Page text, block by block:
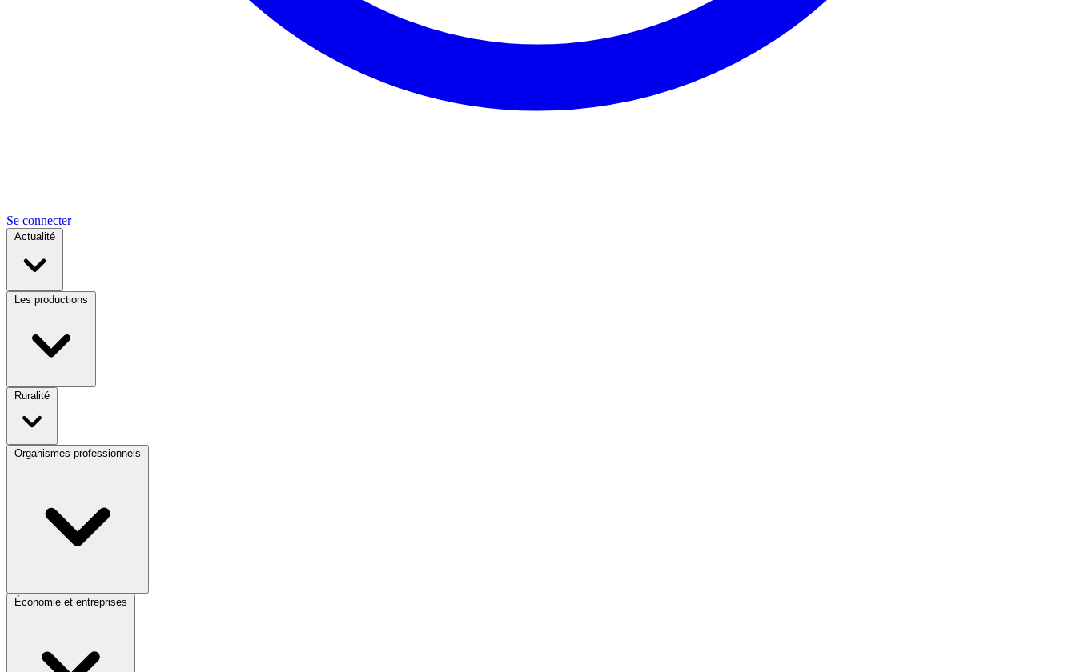
Se connecter
Actualité
Les productions
Ruralité
Organismes professionnels
Économie et entreprises